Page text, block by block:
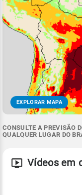
EXPLORAR MAPA
CONSULTE A PREVISÃO
QUALQUER LUGAR DO
Vídeos em